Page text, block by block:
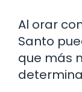
Al orar
Santo
que más